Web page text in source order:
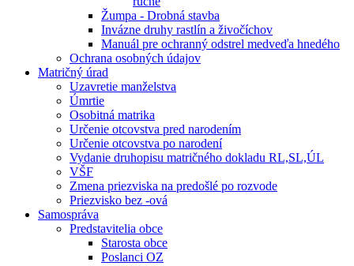
Žumpa - Drobná stavba
Invázne druhy rastlín a živočíchov
Manuál pre ochranný odstrel medveďa hnedého
Ochrana osobných údajov
Matričný úrad
Uzavretie manželstva
Úmrtie
Osobitná matrika
Určenie otcovstva pred narodením
Určenie otcovstva po narodení
Vydanie druhopisu matričného dokladu RL,SL,ÚL
VŠF
Zmena priezviska na predošlé po rozvode
Priezvisko bez -ová
Samospráva
Predstavitelia obce
Starosta obce
Poslanci OZ